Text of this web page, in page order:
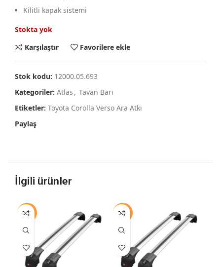
Kilitli kapak sistemi
Stokta yok
Karşılaştır
Favorilere ekle
Stok kodu: 12000.05.693
Kategoriler: Atlas , Tavan Barı
Etiketler: Toyota Corolla Verso Ara Atkı
Paylaş
İlgili ürünler
-12% -12%